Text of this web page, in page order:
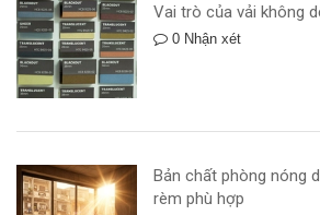
Vai trò của vải không
0 Nhận xét
Bản chất phòng nóng
rèm phù hợp